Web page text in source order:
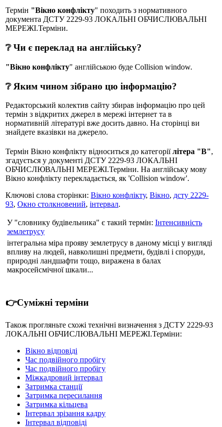
Термін "Вікно конфлікту" походить з нормативного
документа ДСТУ 2229-93 ЛОКАЛЬНІ ОБЧИСЛЮВАЛЬНІ
МЕРЕЖІ.Терміни.
❔ Чи є переклад на англійську?
"Вікно конфлікту" англійською буде Collision window.
❔ Яким чином зібрано цю інформацію?
Редакторський колектив сайту збирав інформацію про цей
термін з відкритих джерел в мережі інтернет та в
нормативній літературі вже досить давно. На сторінці ви
знайдете вказівки на джерело.
Термін Вікно конфлікту відноситься до категоріїлітера "В",
згадується у документі ДСТУ 2229-93 ЛОКАЛЬНІ
ОБЧИСЛЮВАЛЬНІ МЕРЕЖІ.Терміни. На англійську мову
Вікно конфлікту перекладається, як 'Collision window'.
Ключові слова сторінки: Вікно конфлікту, Вікно, дсту 2229-
93, Окно столкновений, інтервал.
У "словнику будівельника" є такий термін: Інтенсивність
землетрусу
інтегральна міра прояву землетрусу в даному місці у вигляді
впливу на людей, навколишні предмети, будівлі і споруди,
природні ландшафти тощо, виражена в балах
макросейсмічної шкали...
👉Суміжні терміни
Також прогляньте схожі технічні визначення з ДСТУ 2229-93
ЛОКАЛЬНІ ОБЧИСЛЮВАЛЬНІ МЕРЕЖІ.Терміни:
Вікно відповіді
Час подвійного пробігу
Час подвійного пробігу
Міжкадровий інтервал
Затримка станції
Затримка пересилання
Затримка кільцева
Інтервал зрізання кадру
Інтервал відповіді